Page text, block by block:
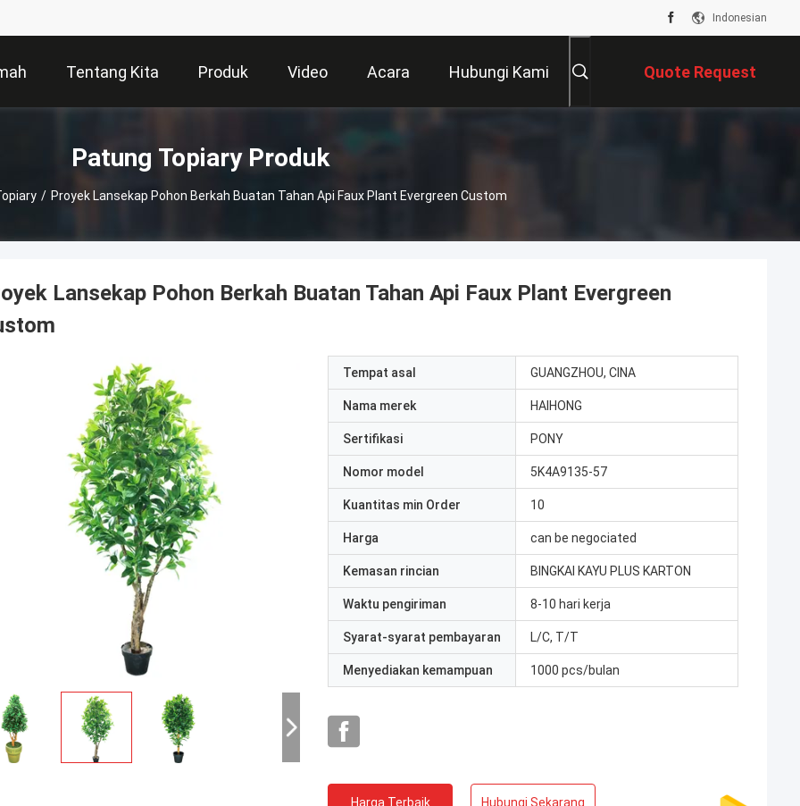
Indonesian
Tentang Kita Produk Video Acara Hubungi Kami Quote Request
Patung Topiary Produk
/ Proyek Lansekap Pohon Berkah Buatan Tahan Api Faux Plant Evergreen Custom
Lansekap Pohon Berkah Buatan Tahan Api Faux Plant Evergreen
Tempat asal GUANGZHOU, CINA
Nama merek HAIHONG
Sertifikasi PONY
Nomor model 5K4A9135-57
Kuantitas min Order 10
Harga can be negociated
Kemasan rincian BINGKAI KAYU PLUS KARTON
Waktu pengiriman 8-10 hari kerja
Syarat-syarat pembayaran L/C, T/T
Menyediakan kemampuan 1000 pcs/bulan
Harga Terbaik Hubungi Sekarang